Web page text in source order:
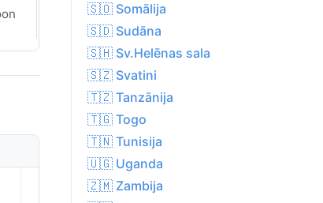
New Moon
11
🇸🇴 Somālija
🇸🇩 Sudāna
🇸🇭 Sv.Helēnas sala
🇸🇿 Svatini
🇹🇿 Tanzānija
🇹🇬 Togo
🇹🇳 Tunisija
🇺🇬 Uganda
🇿🇲 Zambija